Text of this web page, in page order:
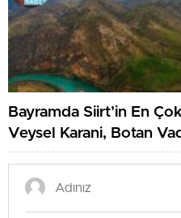
Bayramda Siirt’in En
Veysel Karani, Botan